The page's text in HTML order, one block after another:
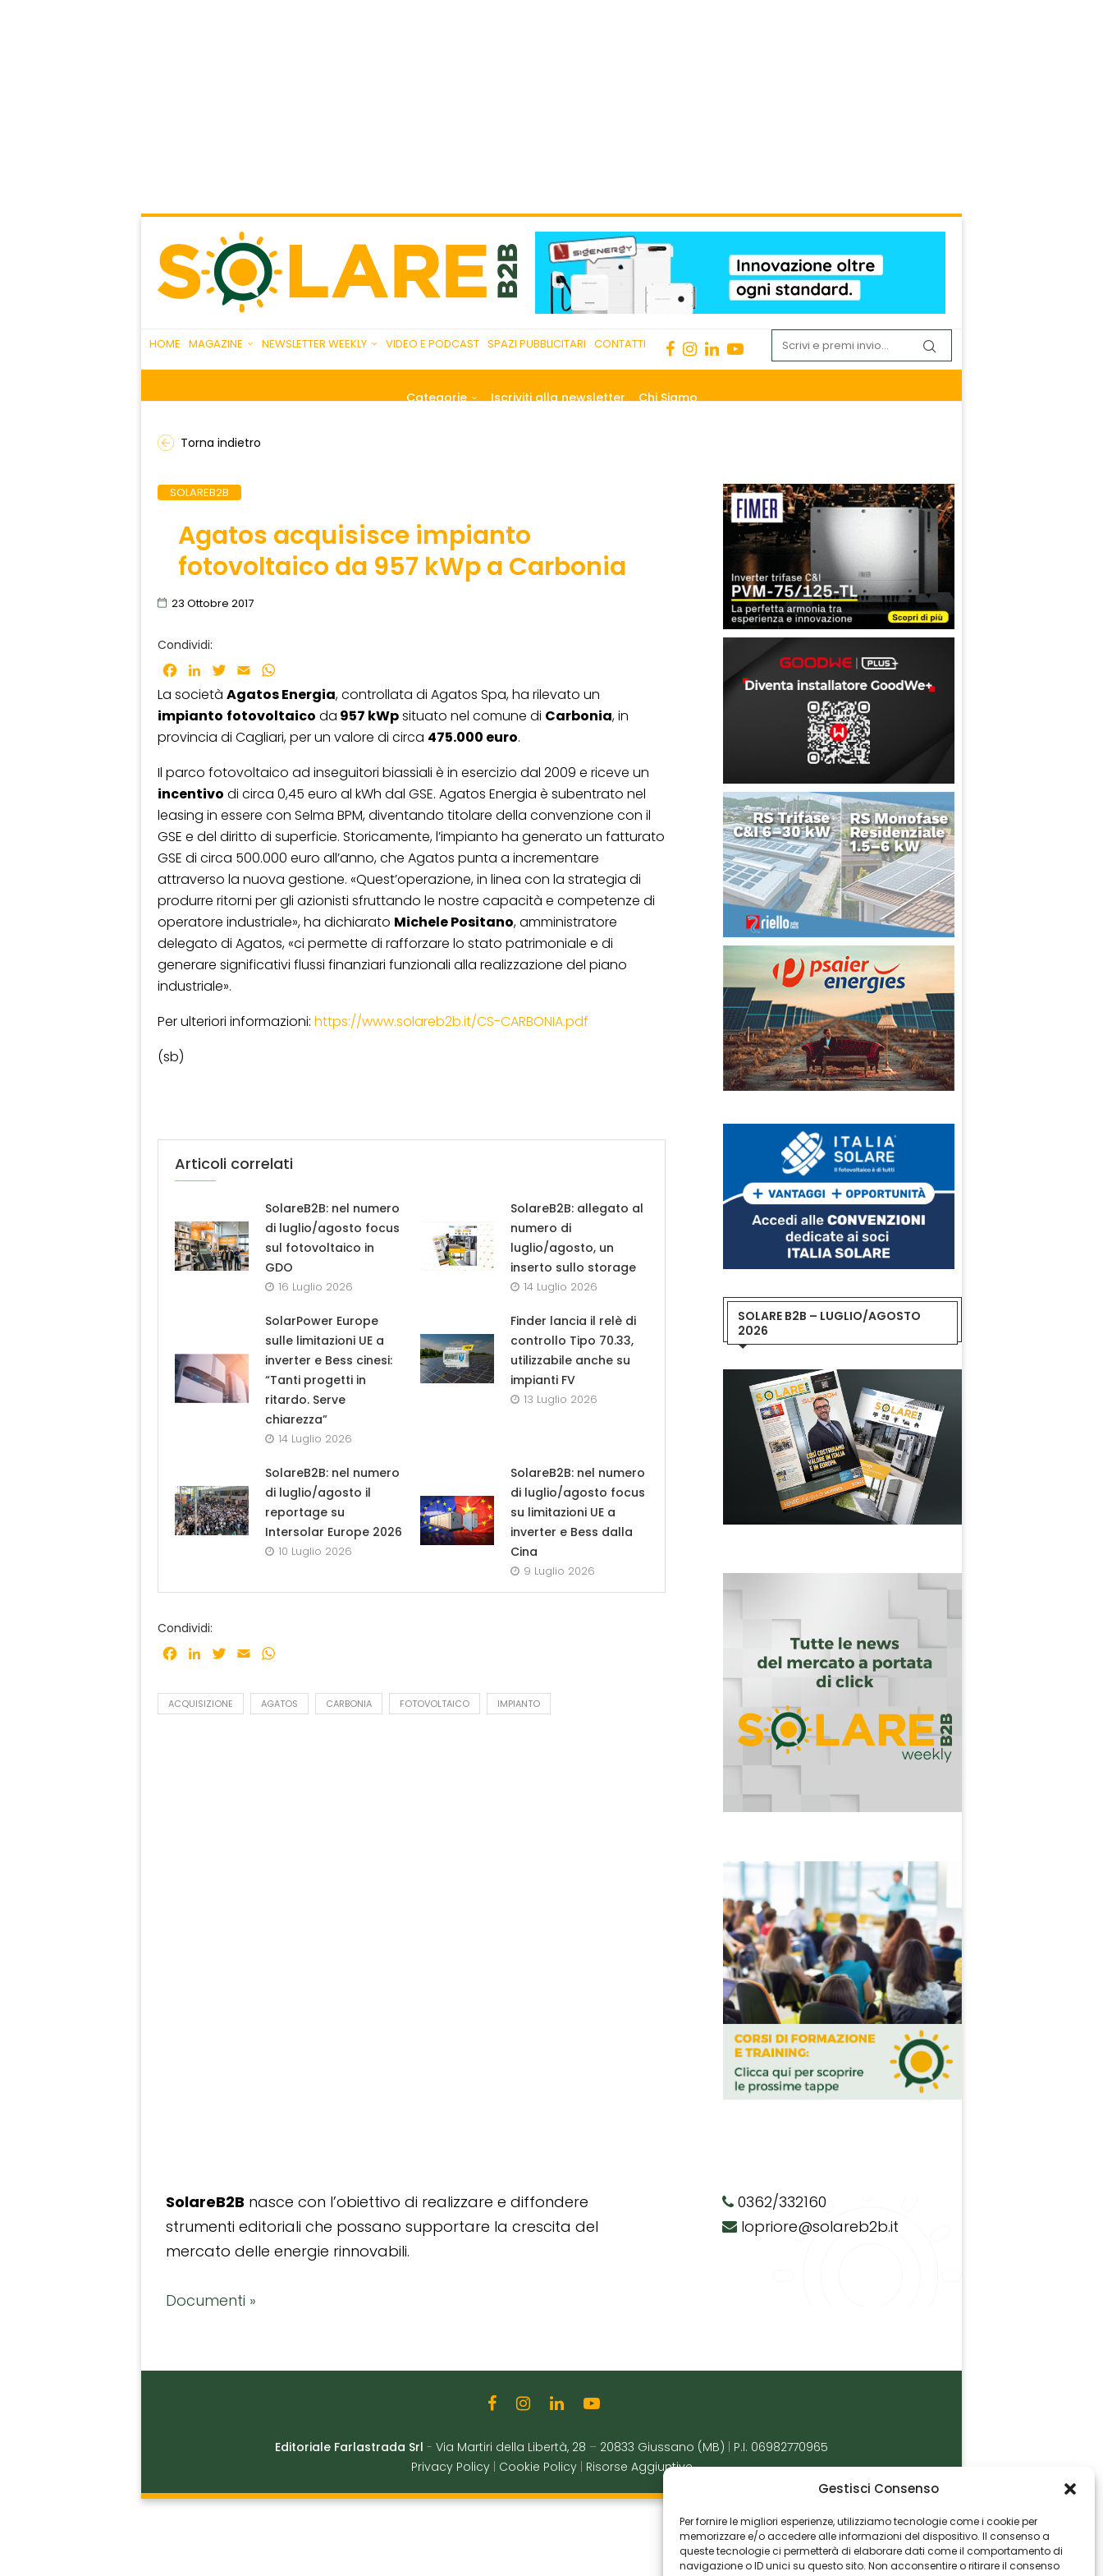
Gestisci Consenso
Per fornire le migliori esperienze, utilizziamo tecnologie come i cookie per
memorizzare e/o accedere alle informazioni del dispositivo. Il consenso a
queste tecnologie ci permetterà di elaborare dati come il comportamento di
navigazione o ID unici su questo sito. Non acconsentire o ritirare il consenso
HOME MAGAZINE NEWSLETTER WEEKLY VIDEO E PODCAST SPAZI PUBBLICITARI CONTATTI
Categorie Iscriviti alla newsletter Chi Siamo
Torna indietro
SOLAREB2B
Agatos acquisisce impianto
fotovoltaico da 957 kWp a Carbonia
23 Ottobre 2017
Condividi:
Facebook
LinkedInTwitter
Email
La società Agatos Energia, controllata di Agatos Spa, ha rilevato un
impianto fotovoltaico da 957 kWpsituato nel comune di Carbonia, in
provincia di Cagliari, per un valore di circa 475.000 euro.
Il parco fotovoltaico ad inseguitori biassiali è in esercizio dal 2009 e riceve un
incentivo di circa 0,45 euro al kWh dal GSE. Agatos Energia è subentrato nel
leasing in essere con Selma BPM, diventando titolare della convenzione con il
GSE e del diritto di superficie. Storicamente, l’impianto ha generato un fatturato
GSE di circa 500.000 euro all’anno, che Agatos punta a incrementare
attraverso la nuova gestione. «Quest’operazione, in linea con la strategia di
produrre ritorni per gli azionisti sfruttando le nostre capacità e competenze di
operatore industriale», ha dichiarato Michele Positano, amministratore
delegato di Agatos, «ci permette di rafforzare lo stato patrimoniale e di
generare significativi flussi finanziari funzionali alla realizzazione del piano
industriale».
Per ulteriori informazioni: https://www.solareb2b.it/CS-CARBONIA.pdf
(sb)
Articoli correlati
SolareB2B: nel numero
di luglio/agosto focus
sul fotovoltaico in
GDO
16 Luglio 2026
SolareB2B: allegato al
numero di
luglio/agosto, un
inserto sullo storage
14 Luglio 2026
SolarPower Europe
sulle limitazioni UE a
inverter e Bess cinesi:
“Tanti progetti in
ritardo. Serve
chiarezza”
14 Luglio 2026
Finder lancia il relè di
controllo Tipo 70.33,
utilizzabile anche su
impianti FV
13 Luglio 2026
SolareB2B: nel numero
di luglio/agosto il
reportage su
Intersolar Europe 2026
10 Luglio 2026
SolareB2B: nel numero
di luglio/agosto focus
su limitazioni UE a
inverter e Bess dalla
Cina
9 Luglio 2026
Condividi:
Facebook
LinkedInTwitter
Email
ACQUISIZIONE AGATOS CARBONIA FOTOVOLTAICO IMPIANTO
SOLARE B2B – LUGLIO/AGOSTO
2026
SolareB2B nasce con l’obiettivo di realizzare e diffondere
strumenti editoriali che possano supportare la crescita del
mercato delle energie rinnovabili.
Documenti »
0362/332160
lopriore@solareb2b.it
Editoriale Farlastrada Srl - Via Martiri della Libertà, 28 – 20833 Giussano (MB)
P.I. 06982770965
Privacy Policy
Cookie Policy Risorse Aggiuntive